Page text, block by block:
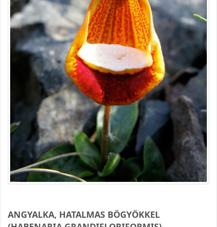
ANGYALKA, HATALMAS BÖGYÖKKEL